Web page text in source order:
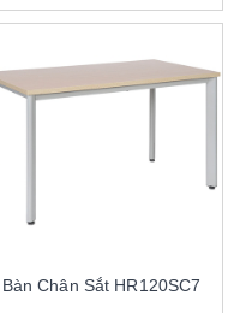
Bàn Chân Sắt HR120SC7